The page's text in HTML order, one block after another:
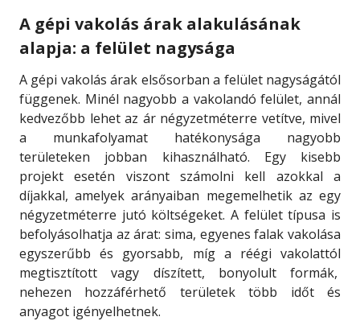
A gépi vakolás árak alakulásának
alapja: a felület nagysága
A gépi vakolás árak elsősorban a felület nagyságától
függenek. Minél nagyobb a vakolandó felület, annál
kedvezőbb lehet az ár négyzetméterre vetítve, mivel
a munkafolyamat hatékonysága nagyobb
területeken jobban kihasználható. Egy kisebb
projekt esetén viszont számolni kell azokkal a
díjakkal, amelyek arányaiban megemelhetik az egy
négyzetméterre jutó költségeket. A felület típusa is
befolyásolhatja az árat: sima, egyenes falak vakolása
egyszerűbb és gyorsabb, míg a réégi vakolattól
megtisztított vagy díszített, bonyolult formák,
nehezen hozzáférhető területek több időt és
anyagot igényelhetnek.